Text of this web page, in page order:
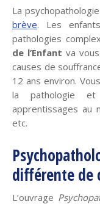
La
brève. Les
pathologies
de l’Enfant va
causes de
12 ans environ.
la pathologie
apprentissages au
etc.
différente de
L’ouvrage